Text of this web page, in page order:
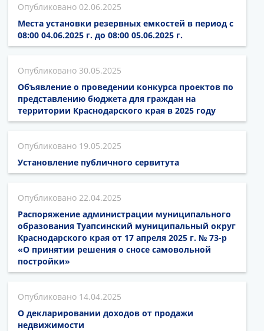
02.06.2025
Места установки резервных емкостей в период с
08:00 04.06.2025 г. до 08:00 05.06.2025 г.
30.05.2025
Объявление о проведении конкурса проектов по
представлению бюджета для граждан на
территории Краснодарского края в 2025 году
19.05.2025
Установление публичного сервитута
22.04.2025
Распоряжение администрации муниципального
образования Туапсинский муниципальный округ
Краснодарского края от 17 апреля 2025 г. № 73-р
«О принятии решения о сносе самовольной
постройки»
14.04.2025
О декларировании доходов от продажи
недвижимости